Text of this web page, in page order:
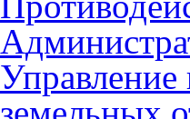
Управление